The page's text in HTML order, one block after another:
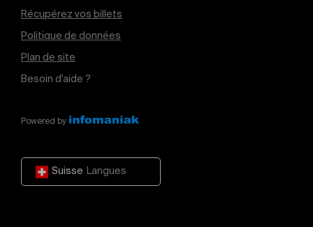
Récupérez vos billets
Politique de données
Plan de site
Besoin d'aide ?
Powered by
Suisse Langues